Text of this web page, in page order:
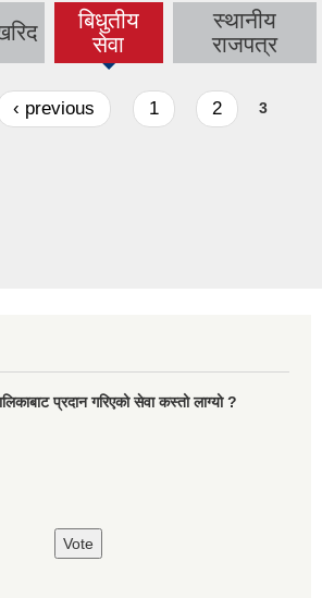
बिधुतीय
सेवा
(active
tab)
स्थानीय
राजपत्र
‹ previous 1 2 3
प्रदान गरिएको सेवा कस्तो लाग्यो ?